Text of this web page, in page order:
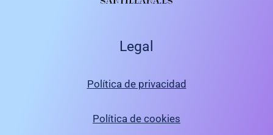
Legal
Política de privacidad
Política de cookies